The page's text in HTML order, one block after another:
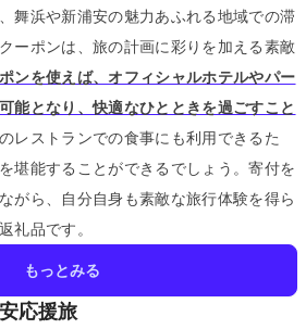
舞浜や新浦安の魅力あふれる地域での滞
ーポンは、旅の計画に彩りを加える素敵
ンを使えば、オフィシャルホテルやパー
能となり、快適なひとときを過ごすこと
レストランでの食事にも利用できるた
堪能することができるでしょう。寄付を
がら、自分自身も素敵な旅行体験を得ら
礼品です。
もっとみる
応援旅